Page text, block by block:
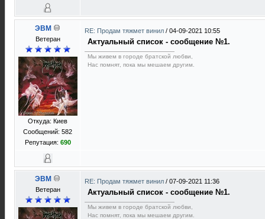
ЭВМ
Ветеран
Откуда: Киев
Сообщений: 582
Репутация: 690
RE: Продам тяжмет винил / 04-09-2021 10:55
Актуальный список - сообщение №1.
Мы живем в городе братской любви,
Нас помнят, пока мы мешаем другим.
ЭВМ
Ветеран
RE: Продам тяжмет винил / 07-09-2021 11:36
Актуальный список - сообщение №1.
Мы живем в городе братской любви,
Нас помнят, пока мы мешаем другим.